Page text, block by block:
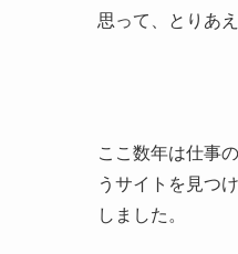
思って、とりあ
ここ数年は仕事
うサイトを見つ
しました。